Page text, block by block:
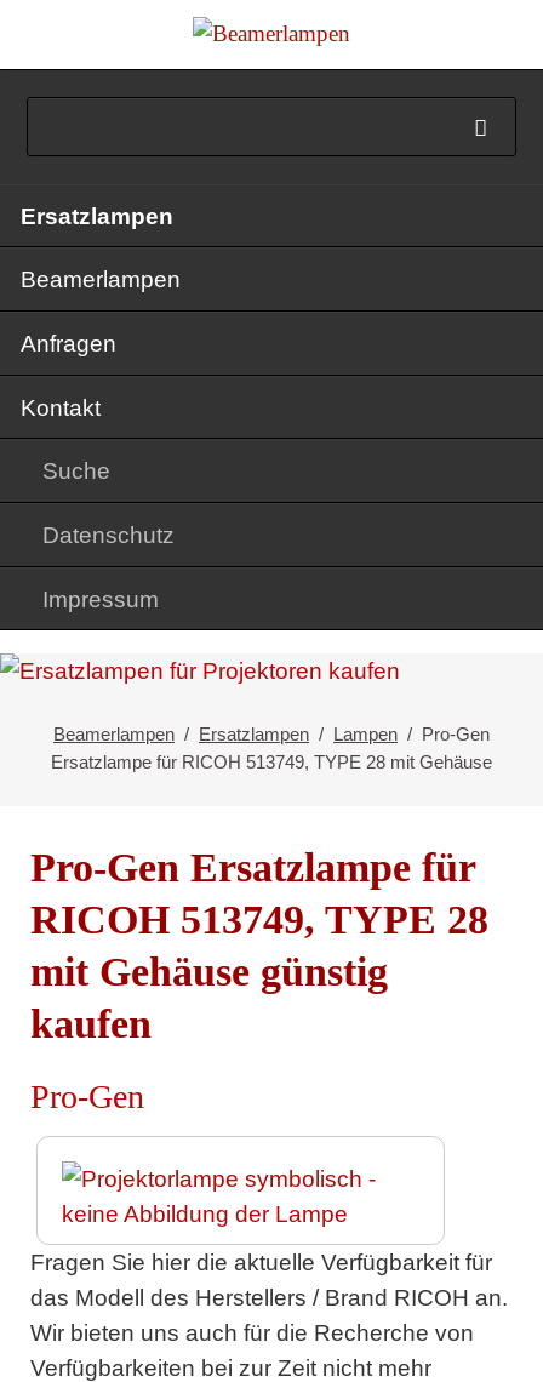
überspringen
Ersatzlampen
Beamerlampen
Anfragen
Kontakt
Suche
Datenschutz
Impressum
Beamerlampen Ersatzlampen Lampen
Pro-Gen
Ersatzlampe für RICOH 513749, TYPE 28 mit Gehäuse
Pro-Gen Ersatzlampe für
RICOH 513749, TYPE 28
mit Gehäuse günstig
kaufen
Pro-Gen
Fragen Sie hier die aktuelle Verfügbarkeit für
das Modell des Herstellers / Brand RICOH an.
Wir bieten uns auch für die Recherche von
Verfügbarkeiten bei zur Zeit nicht mehr